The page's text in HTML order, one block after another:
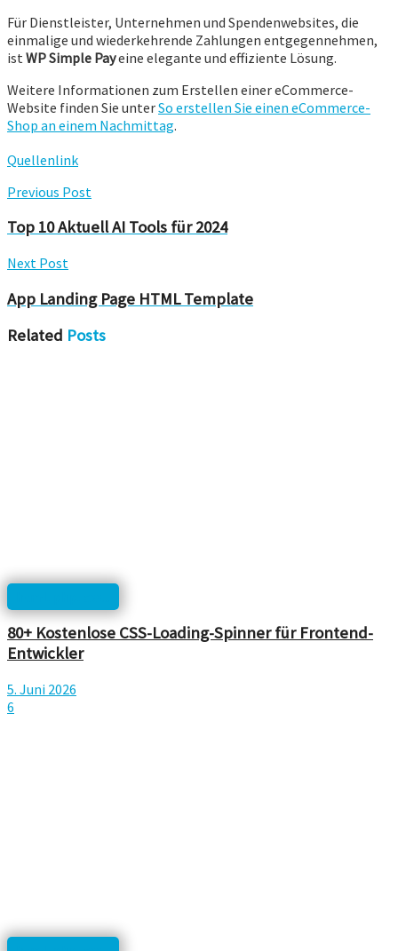
Für Dienstleister, Unternehmen und Spendenwebsites, die
einmalige und wiederkehrende Zahlungen entgegennehmen,
ist WP Simple Payeine elegante und effiziente Lösung.
Weitere Informationen zum Erstellen einer eCommerce-
Website finden Sie unterSo erstellen Sie einen eCommerce-
Shop an einem Nachmittag.
Quellenlink
Previous Post
Top 10 Aktuell AI Tools für 2024
Next Post
App Landing Page HTML Template
Related Posts
80+ Kostenlose CSS-Loading-Spinner für Frontend-
Entwickler
5. Juni 2026
6